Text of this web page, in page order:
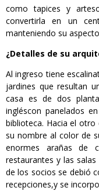
como tapices y
convertirla en un
manteniendo su
¿Detalles de su
Al ingreso tiene
jardines que resultan
casa es de dos
ingléscon panelados
biblioteca. Hacia el
su nombre al color de
enormes arañas de
restaurantes y las
de los socios se debió
recepciones,y se